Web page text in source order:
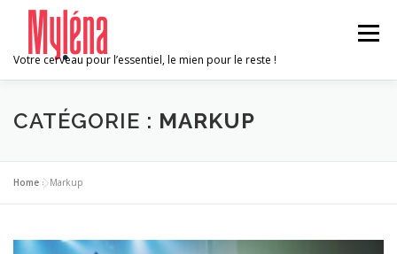
contenu
Votre cerveau pour l’essentiel, le mien pour le reste !
Menu
ACCUEIL AVANTAGES A PROPOS
MISSIONS
CATÉGORIE : MARKUP
Home »Markup